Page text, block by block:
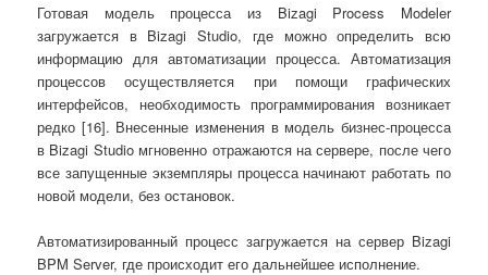
Готовая модель процесса из Bizagi Process Modeler
загружается в Bizagi Studio, где можно определить всю
информацию для автоматизации процесса. Автоматизация
процессов осуществляется при помощи графических
интерфейсов, необходимость программирования возникает
редко [16]. Внесенные изменения в модель бизнес-процесса
в Bizagi Studio мгновенно отражаются на сервере, после чего
все запущенные экземпляры процесса начинают работать по
новой модели, без остановок.
Автоматизированный процесс загружается на сервер Bizagi
BPM Server, где происходит его дальнейшее исполнение.